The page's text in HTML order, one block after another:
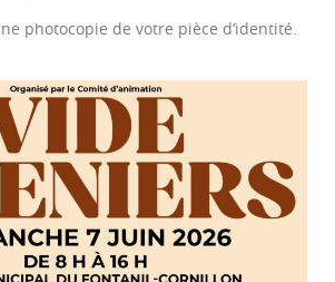
photocopie de votre pièce d’identité.